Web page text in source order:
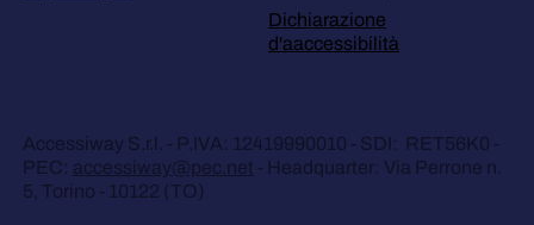
Dichiarazione
d'aaccessibilità
Accessiway S.r.l. - P.IVA: 12419990010 - SDI: RET56K0 -
PEC: accessiway@pec.net - Headquarter: Via Perrone n.
5, Torino - 10122 (TO)